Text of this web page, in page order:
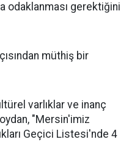
odaklanması gerektiğini
müthiş bir
varlıklar ve inanç
"Mersin'imiz
Geçici Listesi'nde 4